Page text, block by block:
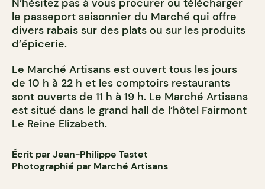
N’hésitez pas à vous procurer ou télécharger
le passeport saisonnier du Marché qui offre
divers rabais sur des plats ou sur les produits
d’épicerie.
Le Marché Artisans est ouvert tous les jours
de 10 h à 22 h et les comptoirs restaurants
sont ouverts de 11 h à 19 h. Le Marché Artisans
est situé dans le grand hall de l’hôtel Fairmont
Le Reine Elizabeth.
Écrit par Jean-Philippe Tastet
Photographié par Marché Artisans